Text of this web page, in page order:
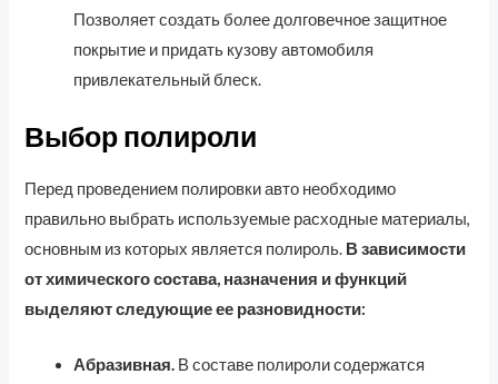
Позволяет создать более долговечное защитное
покрытие и придать кузову автомобиля
привлекательный блеск.
Выбор полироли
Перед проведением полировки авто необходимо
правильно выбрать используемые расходные материалы,
основным из которых является полироль. В зависимости
от химического состава, назначения и функций
выделяют следующие ее разновидности:
Абразивная. В составе полироли содержатся